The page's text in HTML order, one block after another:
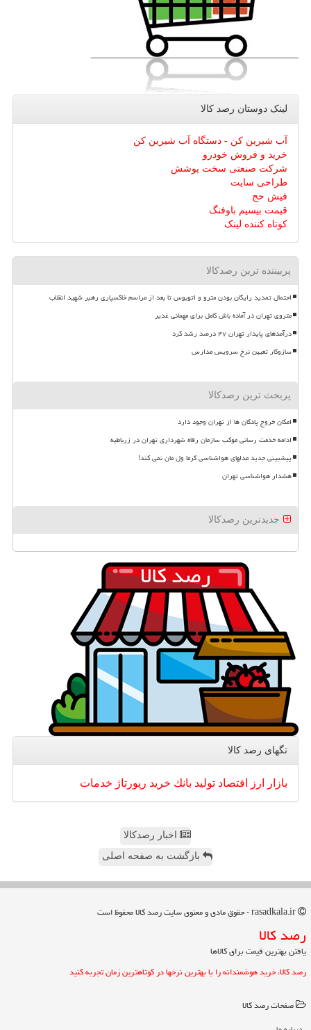
لینک دوستان رصد كالا
آب شیرین کن - دستگاه آب شیرین کن
خرید و فروش خودرو
شرکت صنعتی سخت پوشش
طراحی سایت
فیش حج
قیمت بیسیم باوفنگ
کوتاه کننده لینک
پربیننده ترین رصدکالا
احتمال تمدید رایگان بودن مترو و اتوبوس تا بعد از مراسم خاکسپاری رهبر شهید انقلاب
متروی تهران در آماده باش کامل برای مهمانی غدیر
درآمدهای پایدار تهران ۴۷ درصد رشد کرد
سازوکار تعیین نرخ سرویس مدارس
پربحث ترین رصدکالا
امکان خروج پادگان ها از تهران وجود دارد
ادامه خدمت رسانی موکب سازمان رفاه شهرداری تهران در زرباطیه
پیشبینی جدید مدلهای هواشناسی گرما ول مان نمی کند!
هشدار هواشناسی تهران
جدیدترین رصدکالا
تگهای رصد كالا
بازار ارز اقتصاد تولید بانك خرید رپورتاژ خدمات
اخبار رصدکالا
بازگشت به صفحه اصلی
رصد كالا
یافتن بهترین قیمت برای کالاها
رصد کالا، خرید هوشمندانه را با بهترین نرخها در کوتاهترین زمان تجربه کنید
صفحات رصد كالا